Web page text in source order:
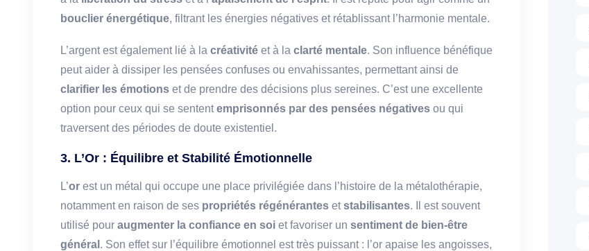
bouclier énergétique, filtrant les énergies négatives et rétablissant l’harmonie mentale.
L’argent est également lié à la créativité et à la clarté mentale. Son influence bénéfique
peut aider à dissiper les pensées confuses ou envahissantes, permettant ainsi de
clarifier les émotions et de prendre des décisions plus sereines. C’est une excellente
option pour ceux qui se sententemprisonnés par des pensées négatives ou qui
traversent des périodes de doute existentiel.
3. L’Or : Équilibre et Stabilité Émotionnelle
L’or est un métal qui occupe une place privilégiée dans l’histoire de la métalothérapie,
notamment en raison de ses propriétés régénérantes etstabilisantes. Il est souvent
utilisé pour augmenter la confiance en soi et favoriser un sentiment de bien-être
général . Son effet sur l’équilibre émotionnel est très puissant : l’or apaise les angoisses,